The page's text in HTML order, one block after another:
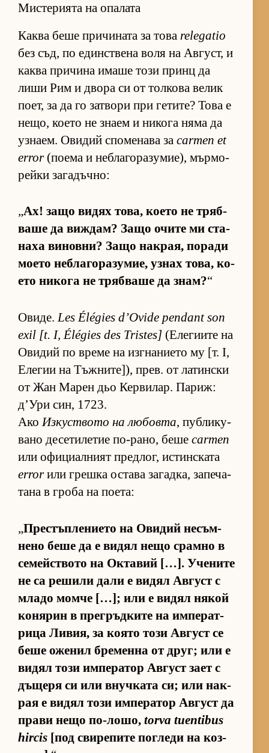
Мистерията на опалата
Каква беше при­чи­ната за това relegatio
без съд, по един­с­т­вена воля на Ав­густ, и
каква при­чина имаше този принц да
лиши Рим и двора си от тол­кова ве­лик
по­ет, за да го зат­вори при ге­ти­те? Това е
не­що, ко­ето не знаем и ни­кога няма да
уз­на­ем. Ови­дий спо­ме­нава за carmen et
error(по­ема и неб­ла­го­ра­зу­ми­е), мър­мо­
рейки за­га­дъч­но:
„Ах! защо ви­дях то­ва, ко­ето не тряб­
ваше да виж­дам? Защо очите ми ста­
наха ви­нов­ни? Защо нак­рая, по­ради
мо­ето неб­ла­го­ра­зу­мие, уз­нах то­ва, ко­
ето ни­кога не тряб­ваше да знам?“
Ови­де.Les Élégies d’Ovide pendant son
exil [t. I, Élégies des Tristes] (Е­ле­ги­ите на
Ови­дий по време на из­г­на­ни­ето му [т. I,
Еле­гии на Тъж­ни­те­]), прев. от ла­тин­ски
от Жан Ма­рен дьо Кер­ви­лар. Па­риж:
д’Ури син, 1723.
АкоИз­кус­т­вото на лю­бовта, пуб­ли­ку­
вано де­се­ти­ле­тие по-ра­но, беше carmen
или офи­ци­ал­ният пред­лог, ис­тин­с­ката
errorили грешка ос­тава за­гад­ка, за­пе­ча­
тана в гроба на по­е­та:
„Прес­тъп­ле­ни­ето на Ови­дий не­съм­
нено беше да е ви­дял нещо срамно в
се­мейс­т­вото на Ок­та­вий […]. Уче­ните
не са ре­шили дали е ви­дял Ав­густ с
младо момче […]; или е ви­дял ня­кой
ко­ня­рин в прег­ръд­ките на им­пе­рат­
рица Ли­вия, за ко­ято този Ав­густ се
беше оже­нил бре­менна от друг; или е
ви­дял този им­пе­ра­тор Ав­густ зает с
дъ­щеря си или внуч­ката си; или нак­
рая е ви­дял този им­пе­ра­тор Ав­густ да
прави нещо по-ло­шо, torva tuentibus
hircis [под сви­ре­пите пог­леди на коз­